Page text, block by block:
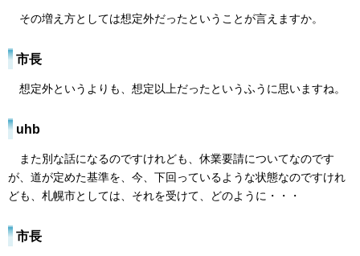
その増え方としては想定外だったということが言えますか。
市長
想定外というよりも、想定以上だったというふうに思いますね。
uhb
また別な話になるのですけれども、休業要請についてなのです
が、道が定めた基準を、今、下回っているような状態なのですけれ
ども、札幌市としては、それを受けて、どのように・・・
市長